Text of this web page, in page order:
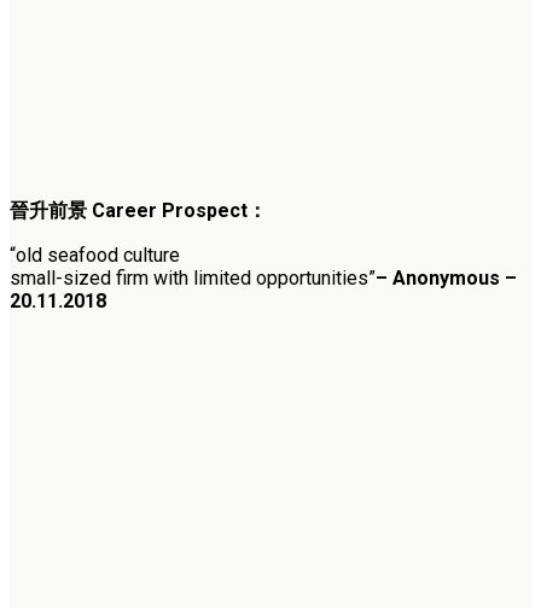
晉升前景 Career Prospect：
“old seafood culture
small-sized firm with limited opportunities”– Anonymous –
20.11.2018